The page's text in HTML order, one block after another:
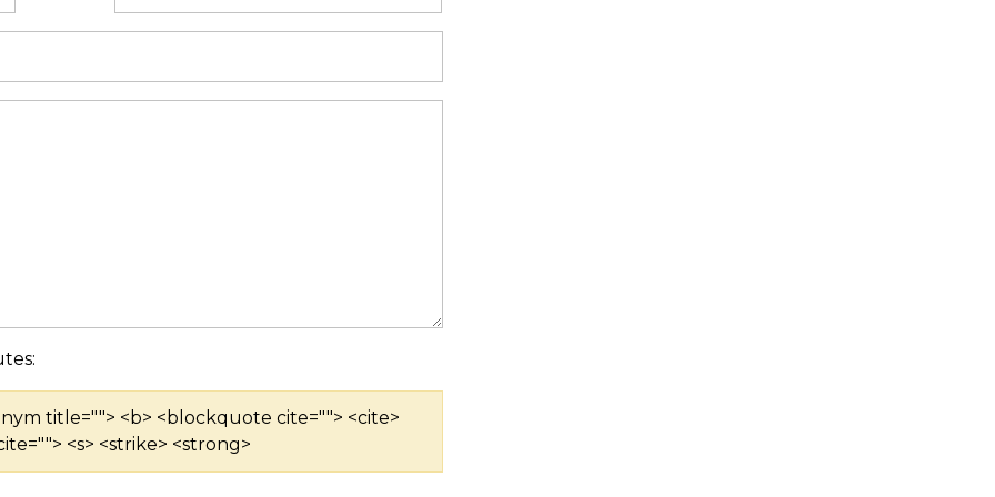
title=""> <b> <blockquote cite=""> <cite>
<s> <strike> <strong>